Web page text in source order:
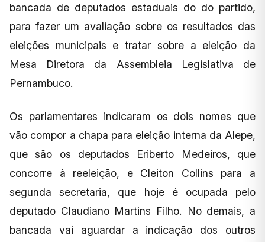
bancada de deputados estaduais do do partido,
para fazer um avaliação sobre os resultados das
eleições municipais e tratar sobre a eleição da
Mesa Diretora da Assembleia Legislativa de
Pernambuco.
Os parlamentares indicaram os dois nomes que
vão compor a chapa para eleição interna da Alepe,
que são os deputados Eriberto Medeiros, que
concorre à reeleição, e Cleiton Collins para a
segunda secretaria, que hoje é ocupada pelo
deputado Claudiano Martins Filho. No demais, a
bancada vai aguardar a indicação dos outros